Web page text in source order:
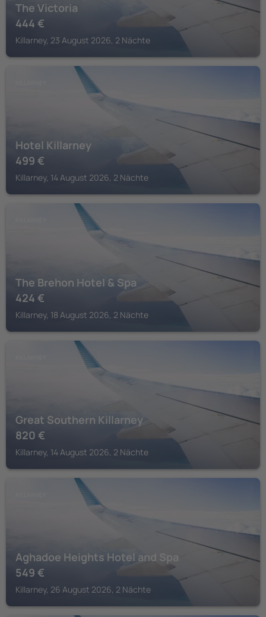
The Victoria
444 €
Killarney, 23 August 2026, 2 Nächte
Hotel Killarney
499 €
Killarney, 14 August 2026, 2 Nächte
The Brehon Hotel & Spa
424 €
Killarney, 18 August 2026, 2 Nächte
Great Southern Killarney
820 €
Killarney, 14 August 2026, 2 Nächte
Aghadoe Heights Hotel and Spa
549 €
Killarney, 26 August 2026, 2 Nächte